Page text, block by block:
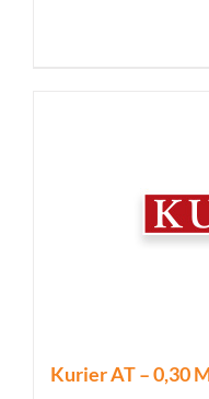
Kurier AT – 0,30